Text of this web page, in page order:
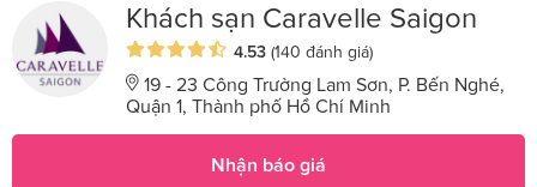
Khách sạn Caravelle Saigon
4.53 (140 đánh giá)
19 - 23 Công Trường Lam Sơn, P. Bến Nghé,
Quận 1, Thành phố Hồ Chí Minh
Nhận báo giá